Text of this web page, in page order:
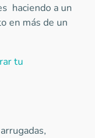
haciendo a un
en más de un
tu